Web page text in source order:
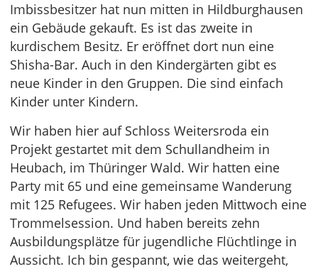
Imbissbesitzer hat nun mitten in Hildburghausen
ein Gebäude gekauft. Es ist das zweite in
kurdischem Besitz. Er eröffnet dort nun eine
Shisha-Bar. Auch in den Kindergärten gibt es
neue Kinder in den Gruppen. Die sind einfach
Kinder unter Kindern.
Wir haben hier auf Schloss Weitersroda ein
Projekt gestartet mit dem Schullandheim in
Heubach, im Thüringer Wald. Wir hatten eine
Party mit 65 und eine gemeinsame Wanderung
mit 125 Refugees. Wir haben jeden Mittwoch eine
Trommelsession. Und haben bereits zehn
Ausbildungsplätze für jugendliche Flüchtlinge in
Aussicht. Ich bin gespannt, wie das weitergeht,